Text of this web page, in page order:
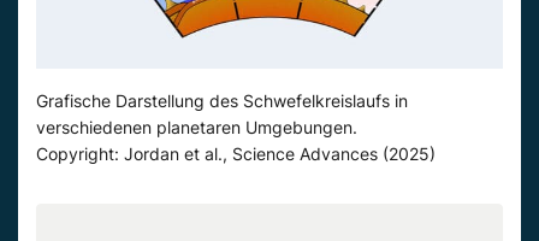
Grafische Darstellung des Schwefelkreislaufs in
verschiedenen planetaren Umgebungen.
Copyright: Jordan et al., Science Advances (2025)